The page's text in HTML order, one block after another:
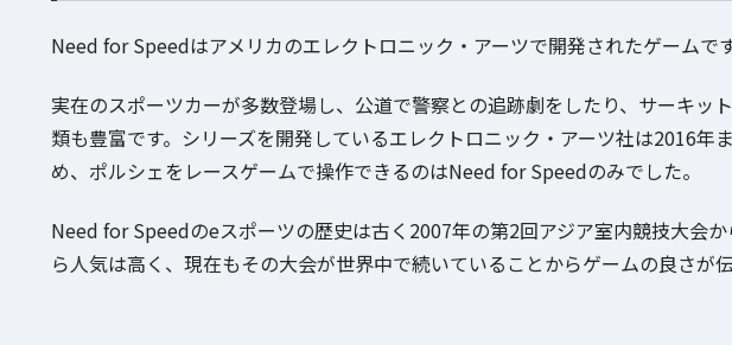
Need for Speedはアメリカのエレクトロニック・アーツで開発されたゲームです
実在のスポーツカーが多数登場し、公道で警察との追跡劇をしたり、サーキッ
類も豊富です。シリーズを開発しているエレクトロニック・アーツ社は2016年
め、ポルシェをレースゲームで操作できるのはNeed for Speedのみでした。
Need for Speedのeスポーツの歴史は古く2007年の第2回アジア室内競技大会
ら人気は高く、現在もその大会が世界中で続いていることからゲームの良さが伝